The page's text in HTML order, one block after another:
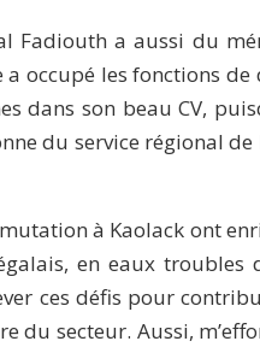
Fadiouth a aussi du
occupé les fonctions
dans son beau CV,
du service régional
à Kaolack ont
en eaux troubles
ces défis pour
du secteur. Aussi,